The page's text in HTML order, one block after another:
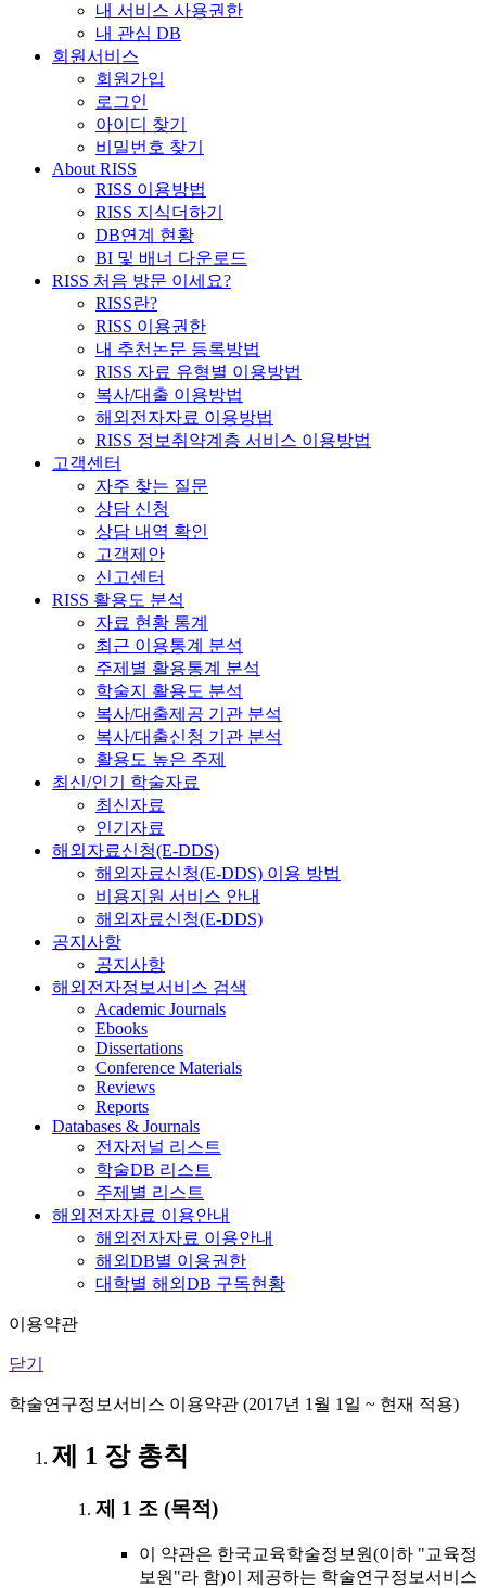
내 서비스 사용권한
내 관심 DB
회원서비스
회원가입
로그인
아이디 찾기
비밀번호 찾기
About RISS
RISS 이용방법
RISS 지식더하기
DB연계 현황
BI 및 배너 다운로드
RISS 처음 방문 이세요?
RISS란?
RISS 이용권한
내 추천논문 등록방법
RISS 자료 유형별 이용방법
복사/대출 이용방법
해외전자자료 이용방법
RISS 정보취약계층 서비스 이용방법
고객센터
자주 찾는 질문
상담 신청
상담 내역 확인
고객제안
신고센터
RISS 활용도 분석
자료 현황 통계
최근 이용통계 분석
주제별 활용통계 분석
학술지 활용도 분석
복사/대출제공 기관 분석
복사/대출신청 기관 분석
활용도 높은 주제
최신/인기 학술자료
최신자료
인기자료
해외자료신청(E-DDS)
해외자료신청(E-DDS) 이용 방법
비용지원 서비스 안내
해외자료신청(E-DDS)
공지사항
공지사항
해외전자정보서비스 검색
Academic Journals
Ebooks
Dissertations
Conference Materials
Reviews
Reports
Databases & Journals
전자저널 리스트
학술DB 리스트
주제별 리스트
해외전자자료 이용안내
해외전자자료 이용안내
해외DB별 이용권한
대학별 해외DB 구독현황
이용약관
닫기
학술연구정보서비스 이용약관 (2017년 1월 1일 ~ 현재 적용)
제 1 장 총칙
제 1 조 (목적)
이 약관은 한국교육학술정보원(이하 "교육정
보원"라 함)이 제공하는 학술연구정보서비스